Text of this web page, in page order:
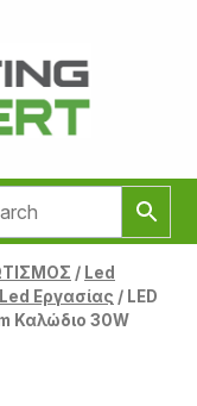
/ Led
Εργασίας / LED
Καλώδιο 30W